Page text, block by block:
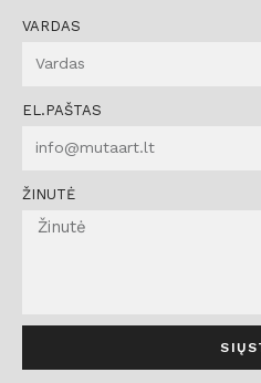
VARDAS
EL.PAŠTAS
ŽINUTĖ